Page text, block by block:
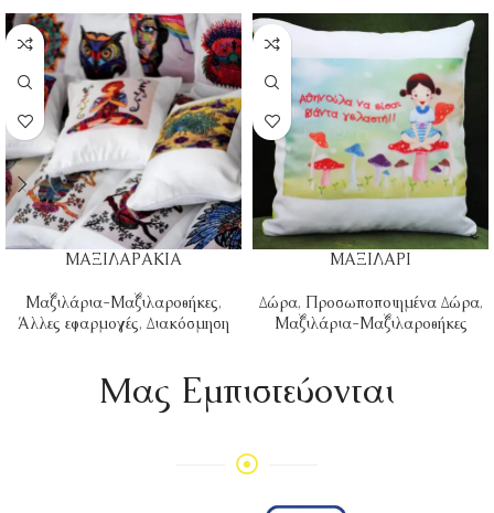
ΜΑΞΙΛΑΡΑΚΙΑ
Μαξιλάρια-Μαξιλαροθήκες,
Άλλες εφαρμογές, Διακόσμηση
ΜΑΞΙΛΑΡΙ
Δώρα, Προσωποποιημένα Δώρα,
Μαξιλάρια-Μαξιλαροθήκες
Mας Εμπιστεύονται